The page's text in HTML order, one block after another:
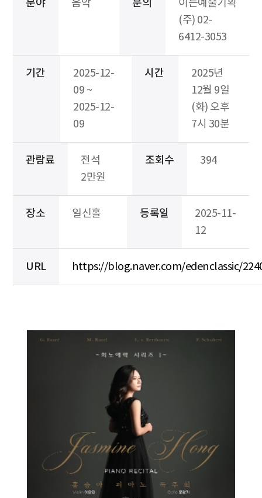
분야 음악 문의
이든예술기획
(주) 02-
6412-3053
기간
2025-12-
09 ~
2025-12-
09
시간
2025년
12월 9일
(화) 오후
7시 30분
관람료
전석
2만원
조회수 394
장소 일신홀 등록일
2025-11-
12
URL https://blog.naver.com/edenclassic/